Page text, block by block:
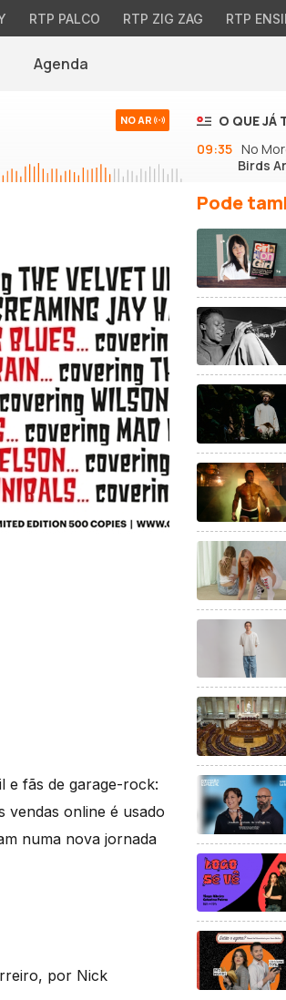
RTP PALCO RTP ZIG ZAG RTP
Agenda
NO AR
O QUE JÁ
09:35 No
Birds
e fãs de garage-rock:
vendas online é usado
numa nova jornada
por Nick
Pode